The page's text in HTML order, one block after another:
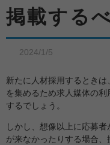
掲載する
2024/1/5
新たに人材採用するときは
を集めるため求人媒体の利
するでしょう。
しかし、想像以上に応募
が来なかったりする場合